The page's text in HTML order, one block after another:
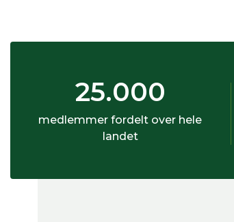
25.000
medlemmer fordelt over hele
landet